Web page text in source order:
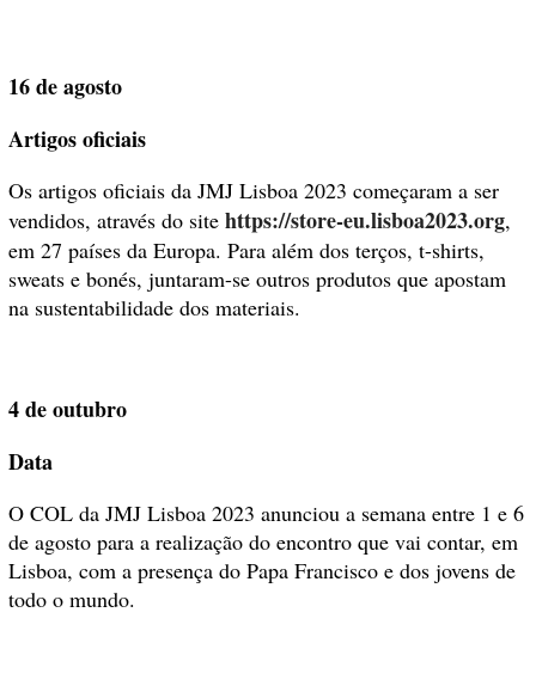
16 de agosto
Artigos oficiais
Os artigos oficiais da JMJ Lisboa 2023 começaram a ser
vendidos, através do site https://store-eu.lisboa2023.org,
em 27 países da Europa. Para além dos terços, t-shirts,
sweats e bonés, juntaram-se outros produtos que apostam
na sustentabilidade dos materiais.
4 de outubro
Data
O COL da JMJ Lisboa 2023 anunciou a semana entre 1 e 6
de agosto para a realização do encontro que vai contar, em
Lisboa, com a presença do Papa Francisco e dos jovens de
todo o mundo.